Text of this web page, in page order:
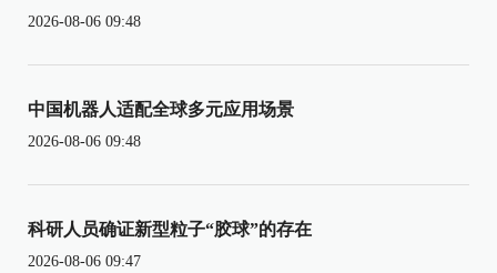
2026-08-06 09:48
中国机器人适配全球多元应用场景
2026-08-06 09:48
科研人员确证新型粒子“胶球”的存在
2026-08-06 09:47